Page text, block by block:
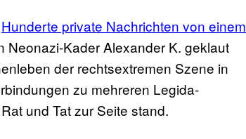
Hunderte private Nachrichten von einem
Neonazi-Kader Alexander K. geklaut
der rechtsextremen Szene in
zu mehreren Legida-
und Tat zur Seite stand.